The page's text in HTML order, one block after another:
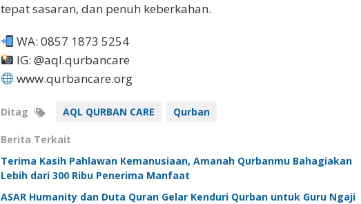
tepat sasaran, dan penuh keberkahan.
WA: 0857 1873 5254
IG: @aql.qurbancare
www.qurbancare.org
Ditag AQL QURBAN CARE Qurban
Berita Terkait
Terima Kasih Pahlawan Kemanusiaan, Amanah Qurbanmu Bahagiakan
Lebih dari 300 Ribu Penerima Manfaat
ASAR Humanity dan Duta Quran Gelar Kenduri Qurban untuk Guru Ngaji